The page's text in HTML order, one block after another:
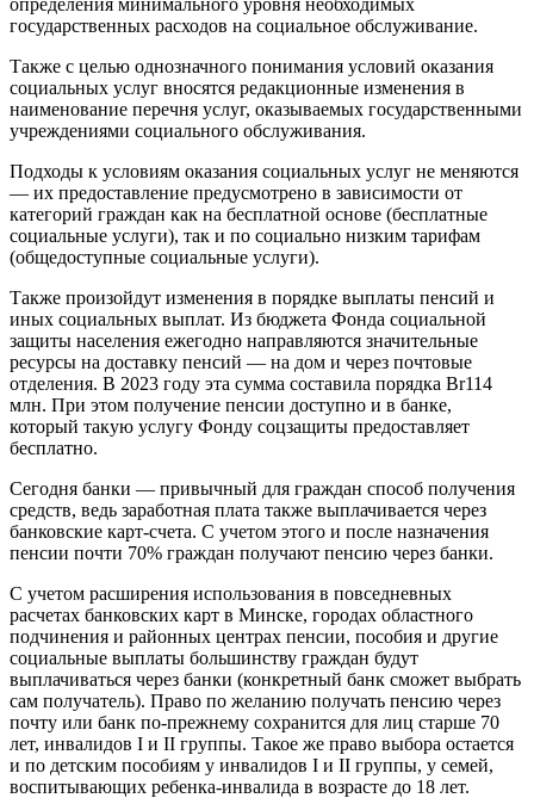
государственных расходов на социальное обслуживание.
Также с целью однозначного понимания условий оказания
социальных услуг вносятся редакционные изменения в
наименование перечня услуг, оказываемых государственными
учреждениями социального обслуживания.
Подходы к условиям оказания социальных услуг не меняются
— их предоставление предусмотрено в зависимости от
категорий граждан как на бесплатной основе (бесплатные
социальные услуги), так и по социально низким тарифам
(общедоступные социальные услуги).
Также произойдут изменения в порядке выплаты пенсий и
иных социальных выплат. Из бюджета Фонда социальной
защиты населения ежегодно направляются значительные
ресурсы на доставку пенсий — на дом и через почтовые
отделения. В 2023 году эта сумма составила порядка Br114
млн. При этом получение пенсии доступно и в банке,
который такую услугу Фонду соцзащиты предоставляет
бесплатно.
Сегодня банки — привычный для граждан способ получения
средств, ведь заработная плата также выплачивается через
банковские карт-счета. С учетом этого и после назначения
пенсии почти 70% граждан получают пенсию через банки.
С учетом расширения использования в повседневных
расчетах банковских карт в Минске, городах областного
подчинения и районных центрах пенсии, пособия и другие
социальные выплаты большинству граждан будут
выплачиваться через банки (конкретный банк сможет выбрать
сам получатель). Право по желанию получать пенсию через
почту или банк по-прежнему сохранится для лиц старше 70
лет, инвалидов I и II группы. Такое же право выбора остается
и по детским пособиям у инвалидов I и II группы, у семей,
воспитывающих ребенка-инвалида в возрасте до 18 лет.